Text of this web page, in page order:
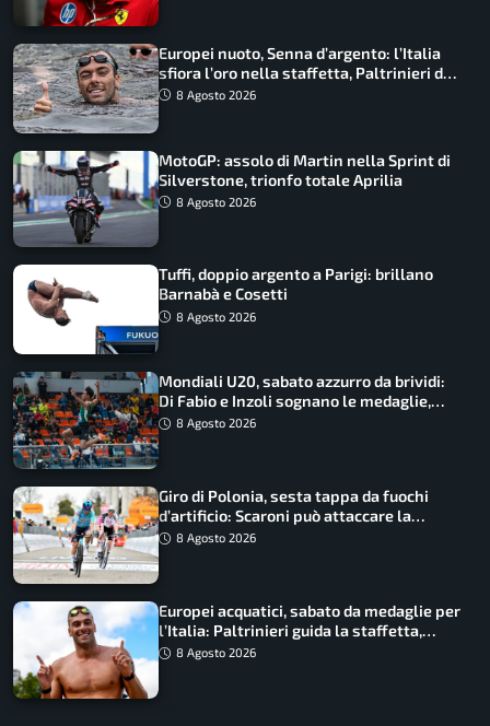
Europei nuoto, Senna d’argento: l’Italia
sfiora l’oro nella staffetta, Paltrinieri da
urlo, il bilancio azzurro
8 Agosto 2026
MotoGP: assolo di Martin nella Sprint di
Silverstone, trionfo totale Aprilia
8 Agosto 2026
Tuffi, doppio argento a Parigi: brillano
Barnabà e Cosetti
8 Agosto 2026
Mondiali U20, sabato azzurro da brividi:
Di Fabio e Inzoli sognano le medaglie,
Castellani e Succo in finale
8 Agosto 2026
Giro di Polonia, sesta tappa da fuochi
d’artificio: Scaroni può attaccare la
maglia di Lemmen
8 Agosto 2026
Europei acquatici, sabato da medaglie per
l’Italia: Paltrinieri guida la staffetta,
Barnabà sogna l’oro dalle grandi altezze
8 Agosto 2026